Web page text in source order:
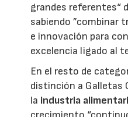
grandes referentes“
sabiendo ”combinar
e innovación para
excelencia ligado al
En el resto de
distinción a Galletas
la industria